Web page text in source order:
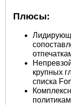
Плюсы:
крупных
списка